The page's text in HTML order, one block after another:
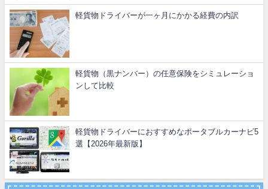
軽貨物ドライバーが一ヶ月にかかる経費の内訳
軽貨物（黒ナンバー）の任意保険をシミュレーショ
ンして比較
軽貨物ドライバーにおすすめなポータブルカーナビ5
選【2026年最新版】